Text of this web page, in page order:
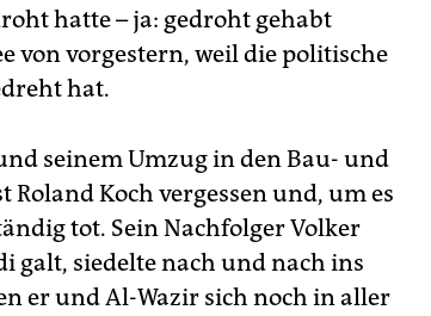
hatte – ja: gedroht gehabt
von vorgestern, weil die politische
hat.
seinem Umzug in den Bau- und
Koch vergessen und, um es
tot. Sein Nachfolger Volker
galt, siedelte nach und nach ins
er und Al-Wazir sich noch in aller